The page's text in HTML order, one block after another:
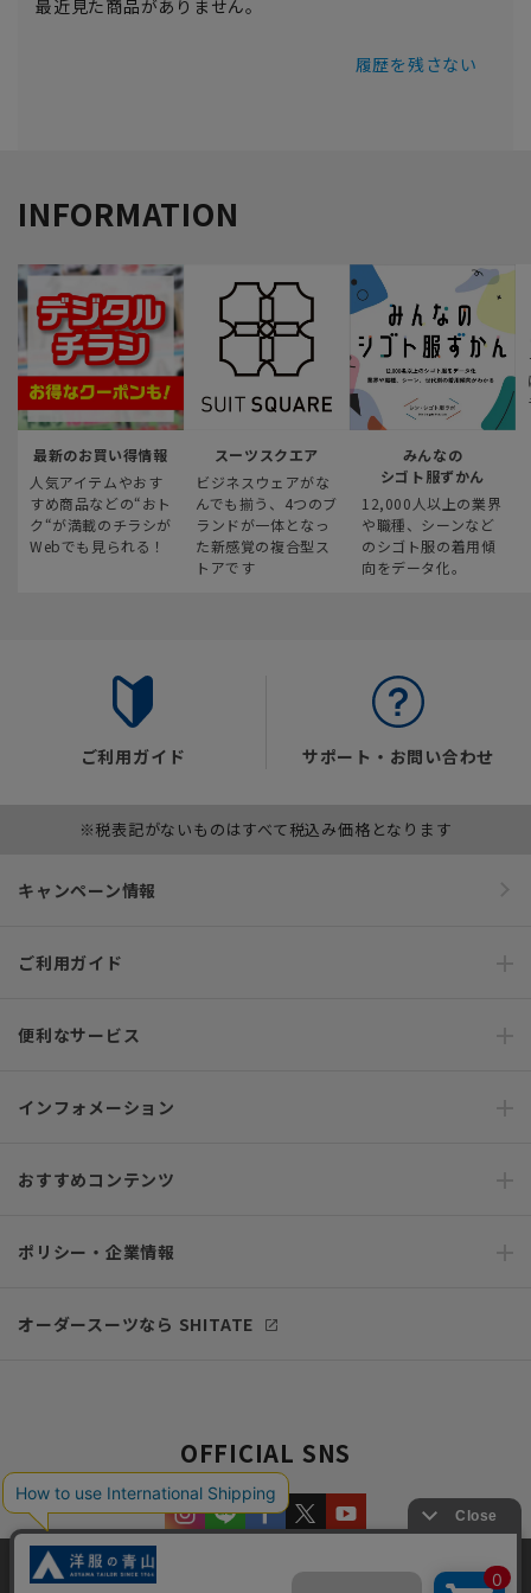
最近見た商品がありません。
履歴を残さない
INFORMATION
最新のお買い得情報
人気アイテムやおす
すめ商品などの“おト
ク“が満載のチラシが
Webでも見られる！
スーツスクエア
ビジネスウェアがな
んでも揃う、4つのブ
ランドが一体となっ
た新感覚の複合型ス
トアです
みんなの
シゴト服ずかん
12,000人以上の業界
や職種、シーンなど
のシゴト服の着用傾
向をデータ化。
ご利用ガイド サポート・お問い合わせ
※税表記がないものはすべて税込み価格となります
キャンペーン情報
ご利用ガイド
便利なサービス
インフォメーション
おすすめコンテンツ
ポリシー・企業情報
オーダースーツなら SHITATE
OFFICIAL SNS